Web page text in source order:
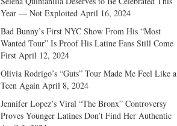
Year — Not Exploited April 16, 2024
Bad Bunny’s First NYC Show From His “Most
Wanted Tour” Is Proof His Latine Fans Still Come
First April 12, 2024
Olivia Rodrigo’s “Guts” Tour Made Me Feel Like a
Teen Again April 8, 2024
Jennifer Lopez’s Viral “The Bronx” Controversy
Proves Younger Latines Don’t Find Her Authentic